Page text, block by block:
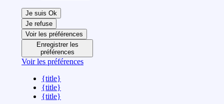
Je suis Ok
Je refuse
Voir les préférences
Enregistrer les
préférences
Voir les préférences
{title}
{title}
{title}